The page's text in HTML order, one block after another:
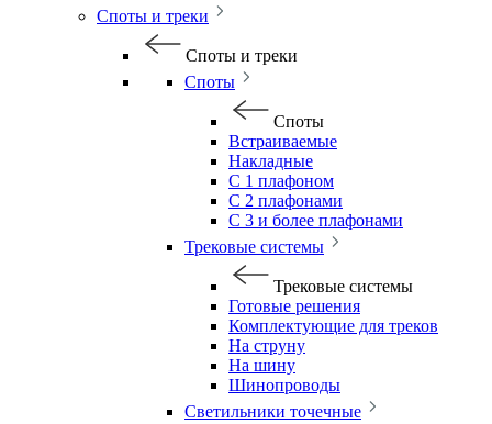
Споты и треки
Споты и треки
Споты
Споты
Встраиваемые
Накладные
С 1 плафоном
С 2 плафонами
С 3 и более плафонами
Трековые системы
Трековые системы
Готовые решения
Комплектующие для треков
На струну
На шину
Шинопроводы
Светильники точечные